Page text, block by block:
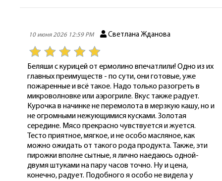
10 июня 2026 12:59 PM Светлана Жданова
Беляши с курицей от ермолино впечатлили! Одно из их
главных преимуществ - по сути, они готовые, уже
пожаренные и всё такое. Надо только разогреть в
микроволновке или аэрогриле. Вкус также радует.
Курочка в начинке не перемолота в мерзкую кашу, но и
не огромными нежующимися кусками. Золотая
середине. Мясо прекрасно чувствуется и жуется.
Тесто приятное, мягкое, и не особо масляное, как
можно ожидать от такого рода продукта. Также, эти
пирожки вполне сытные, я лично наедаюсь одной-
двумя штуками на пару часов точно. Ну и цена,
конечно, радует. Подобного я особо не видела у